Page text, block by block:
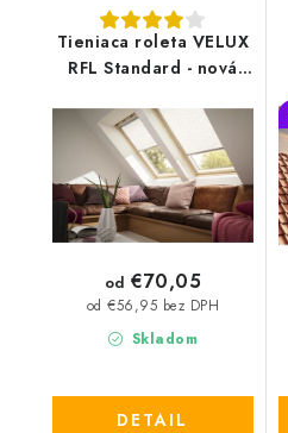
Tieniaca roleta VELUX
RFL Standard - nová
Skladom
od €56,95 bez DPH
od €70,05
DETAIL